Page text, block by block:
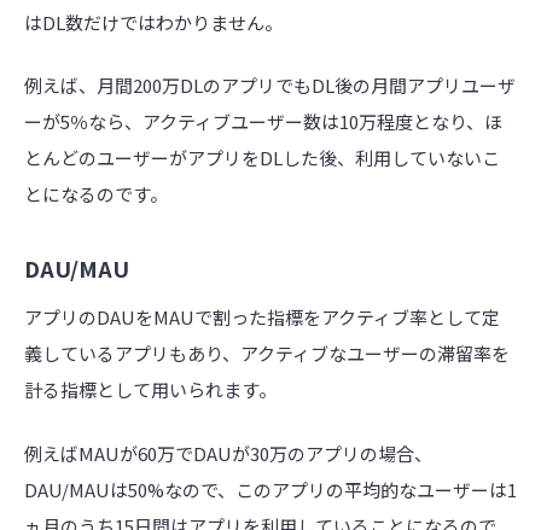
はDL数だけではわかりません。
例えば、月間200万DLのアプリでもDL後の月間アプリユーザ
ーが5％なら、アクティブユーザー数は10万程度となり、ほ
とんどのユーザーがアプリをDLした後、利用していないこ
とになるのです。
DAU/MAU
アプリのDAUをMAUで割った指標をアクティブ率として定
義しているアプリもあり、アクティブなユーザーの滞留率を
計る指標として用いられます。
例えばMAUが60万でDAUが30万のアプリの場合、
DAU/MAUは50%なので、このアプリの平均的なユーザーは1